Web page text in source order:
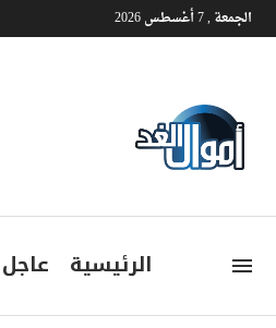
الجمعة , 7 أغسطس 2026